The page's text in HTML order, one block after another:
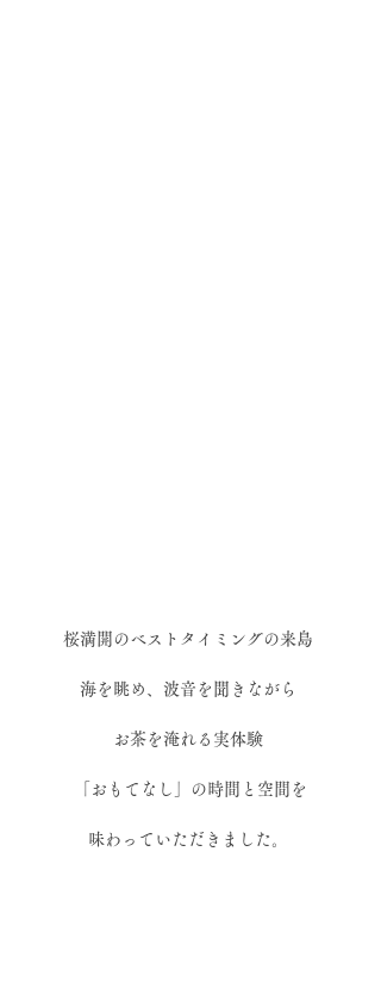
桜満開のベストタイミングの来島
海を眺め、波音を聞きながら
お茶を淹れる実体験
「おもてなし」の時間と空間を
味わっていただきました。